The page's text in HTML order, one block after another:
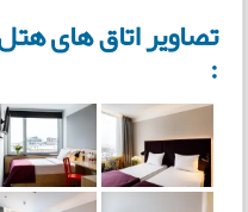
تصاویر اتاق های
: